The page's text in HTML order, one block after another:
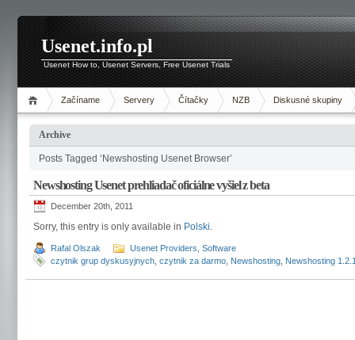
Usenet.info.pl
Usenet How to, Usenet Servers, Free Usenet Trials
Začíname Servery Čítačky NZB Diskusné skupiny
Archive
Posts Tagged ‘Newshosting Usenet Browser’
Newshosting Usenet prehliadač oficiálne vyšiel z beta
December 20th, 2011
Sorry, this entry is only available in Polski.
Rafal Olszak Usenet Providers Software
czytnik grup dyskusyjnych czytnik za darmo Newshosting Newshosting